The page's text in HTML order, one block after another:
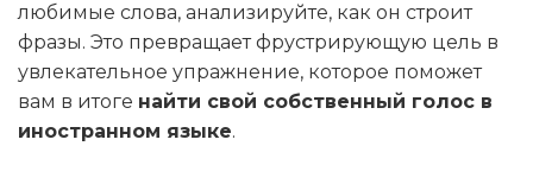
любимые слова, анализируйте, как он строит
фразы. Это превращает фрустрирующую цель в
увлекательное упражнение, которое поможет
вам в итоге найти свой собственный голос в
иностранном языке.